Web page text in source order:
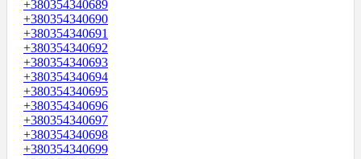
+380354340689
+380354340690
+380354340691
+380354340692
+380354340693
+380354340694
+380354340695
+380354340696
+380354340697
+380354340698
+380354340699